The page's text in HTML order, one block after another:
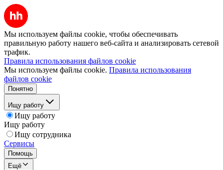
Мы используем файлы cookie, чтобы обеспечивать
правильную работу нашего веб-сайта и анализировать сетевой
трафик.
Правила использования файлов cookie
Мы используем файлы cookie. Правила использования
файлов cookie
Понятно
Ищу работу
Ищу работу
Ищу работу
Ищу сотрудника
Сервисы
Помощь
Ещё